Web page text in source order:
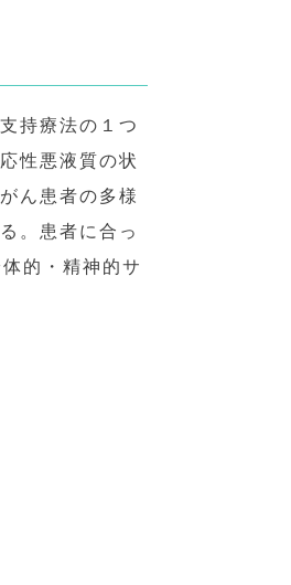
持療法の１つ
性悪液質の状
ん患者の多様
。患者に合っ
的・精神的サ